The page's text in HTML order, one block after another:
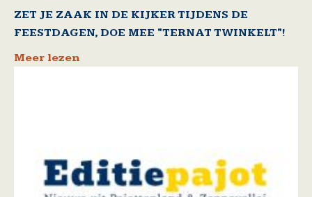
ZET JE ZAAK IN DE KIJKER TIJDENS DE
FEESTDAGEN, DOE MEE "TERNAT TWINKELT"!
Meer lezen